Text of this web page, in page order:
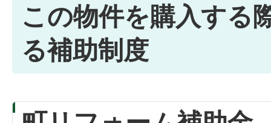
この物件を購入する
る補助制度